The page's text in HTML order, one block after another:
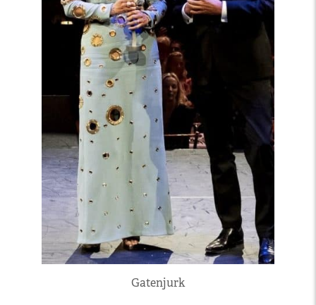
Gatenjurk